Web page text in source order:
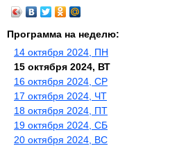
Программа на неделю:
14 октября 2024, ПН
15 октября 2024, ВТ
16 октября 2024, СР
17 октября 2024, ЧТ
18 октября 2024, ПТ
19 октября 2024, СБ
20 октября 2024, ВС